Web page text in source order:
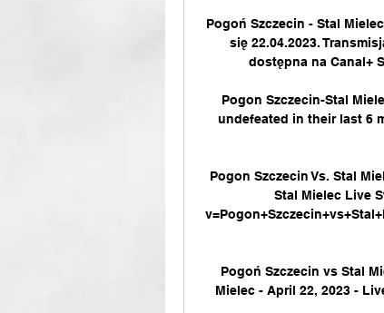
Pogoń Szczecin - Stal
się 22.04.2023.
dostępna na Canal+
Pogon Szczecin-Stal
undefeated in their last 6
Pogon Szczecin Vs. Stal
Stal Mielec Live
Pogoń Szczecin vs Stal
Mielec - April 22, 2023 -